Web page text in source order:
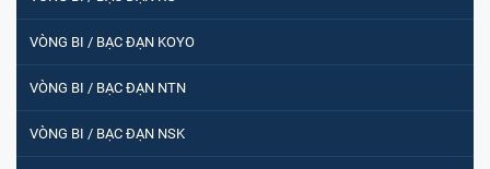
VÒNG BI / BẠC ĐẠN KOYO
VÒNG BI / BẠC ĐẠN NTN
VÒNG BI / BẠC ĐẠN NSK